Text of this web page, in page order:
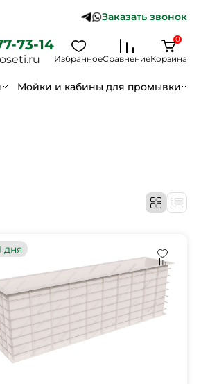
Заказать звонок
73-14
ИзбранноеСравнениеКорзина
0
Мойки и кабины для промывки
дня